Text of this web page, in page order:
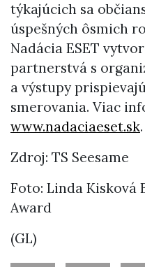
týkajúcich sa
úspešných ôsmich
Nadácia ESET
partnerstvá s
a výstupy
smerovania. Viac
www.nadaciaeset.sk.
Zdroj: TS Seesame
Foto: Linda Kisková
Award
(GL)